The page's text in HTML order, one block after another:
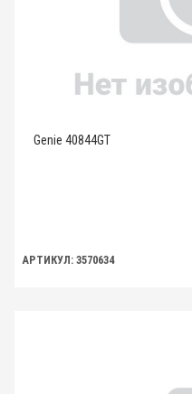
Genie 40844GT
АРТИКУЛ: 3570634